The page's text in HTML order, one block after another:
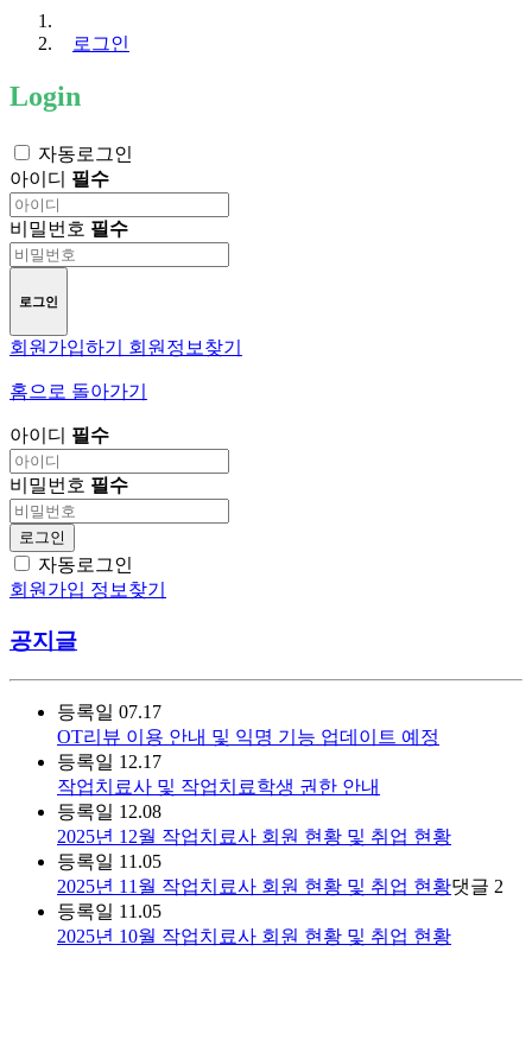
로그인
Login
자동로그인
아이디 필수
비밀번호 필수
로그인
회원가입하기 회원정보찾기
홈으로 돌아가기
아이디 필수
비밀번호 필수
로그인
자동로그인
회원가입 정보찾기
공지글
등록일 07.17
OT리뷰 이용 안내 및 익명 기능 업데이트 예정
등록일 12.17
작업치료사 및 작업치료학생 권한 안내
등록일 12.08
2025년 12월 작업치료사 회원 현황 및 취업 현황
등록일 11.05
2025년 11월 작업치료사 회원 현황 및 취업 현황댓글 2
등록일 11.05
2025년 10월 작업치료사 회원 현황 및 취업 현황